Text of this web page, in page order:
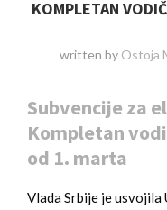
KOMPLETAN
written by Ostoja
Subvencije za
Kompletan
od 1. marta
Vlada Srbije je usvojila